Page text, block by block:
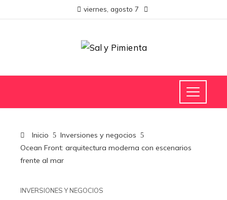
viernes, agosto 7
Inicio
Inversiones y negocios
Ocean Front: arquitectura moderna con escenarios
frente al mar
INVERSIONES Y NEGOCIOS